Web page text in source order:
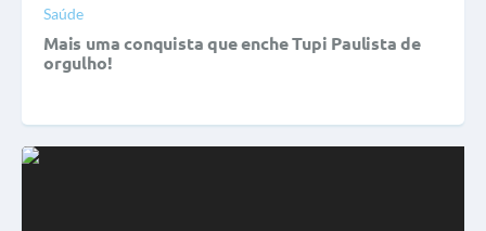
Saúde
Mais uma conquista que enche Tupi Paulista de
orgulho!